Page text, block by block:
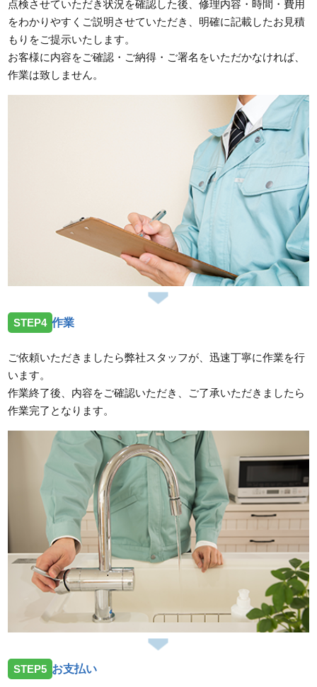
点検させていただき状況を確認した後、修理内容・時間・費用
をわかりやすくご説明させていただき、明確に記載したお見積
もりをご提示いたします。
お客様に内容をご確認・ご納得・ご署名をいただかなければ、
作業は致しません。
STEP4 作業
ご依頼いただきましたら弊社スタッフが、迅速丁寧に作業を行
います。
作業終了後、内容をご確認いただき、ご了承いただきましたら
作業完了となります。
STEP5 お支払い